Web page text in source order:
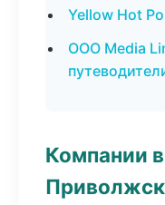
Yellow Hot
ООО Media
Компании